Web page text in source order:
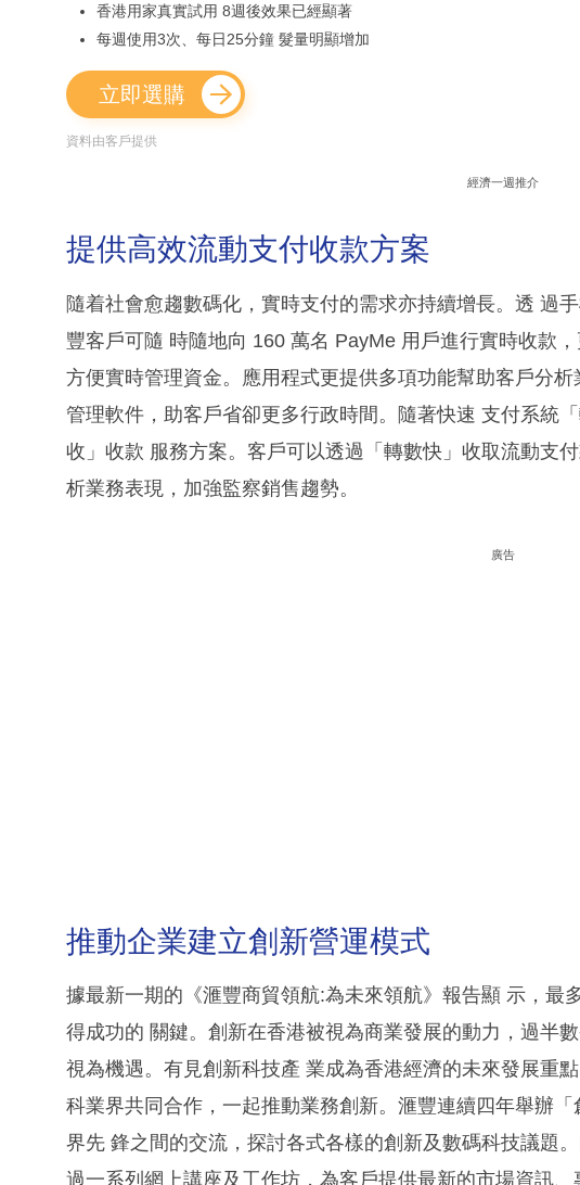
香港用家真實試用 8週後效果已經顯著
每週使用3次、每日25分鐘 髮量明顯增加
立即選購
資料由客戶提供
經濟一週推介
提供高效流動支付收款方案
隨着社會愈趨數碼化，實時支付的需求亦持續增長。透 過
豐客戶可隨 時隨地向 160 萬名 PayMe 用戶進行實時收款
方便實時管理資金。應用程式更提供多項功能幫助客戶分
管理軟件，助客戶省卻更多行政時間。隨著快速 支付系統
收」收款 服務方案。客戶可以透過「轉數快」收取流動支
析業務表現，加強監察銷售趨勢。
廣告
推動企業建立創新營運模式
據最新一期的《滙豐商貿領航:為未來領航》報告顯 示，最
得成功的 關鍵。創新在香港被視為商業發展的動力，過半
視為機遇。有見創新科技產 業成為香港經濟的未來發展重
科業界共同合作，一起推動業務創新。滙豐連續四年舉辦
界先 鋒之間的交流，探討各式各樣的創新及數碼科技議題
過一系列網上講座及工作坊，為客戶提供最新的市場資訊